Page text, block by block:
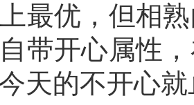
最优，但相
带开心属性
天的不开心